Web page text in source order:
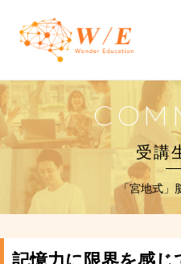
キ
ッ
プ
受講
「宮地式」